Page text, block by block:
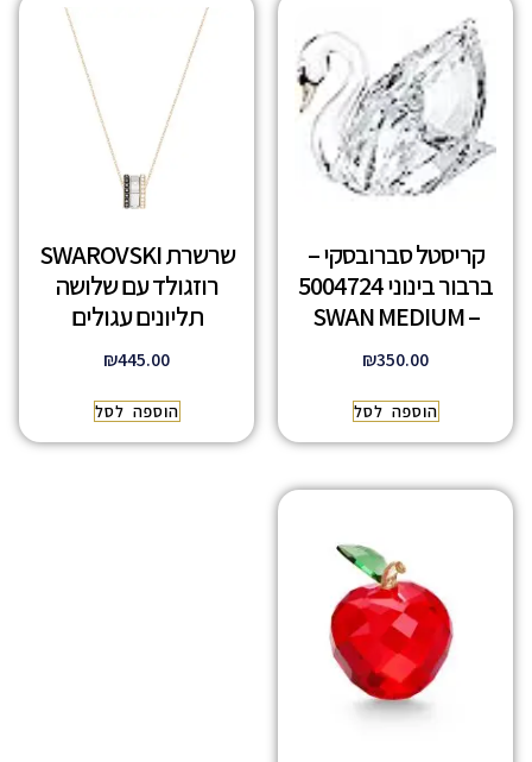
קריסטל סברובסקי –
ברבור בינוני 5004724
– SWAN MEDIUM
₪350.00
הוספה לסל
שרשרת SWAROVSKI
רוזגולד עם שלושה
תליונים עגולים
₪445.00
הוספה לסל